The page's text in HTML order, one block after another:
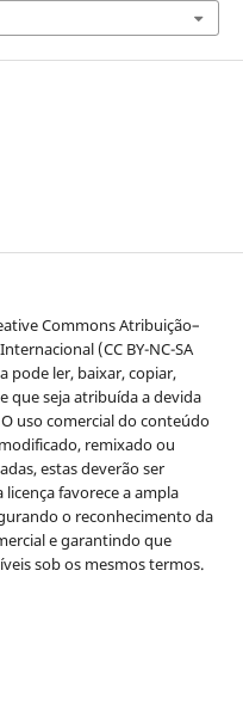
Commons Atribuição–
(CC BY-NC-SA
pode ler, baixar, copiar,
que seja atribuída a devida
uso comercial do conteúdo
remixado ou
estas deverão ser
licença favorece a ampla
o reconhecimento da
e garantindo que
sob os mesmos termos.